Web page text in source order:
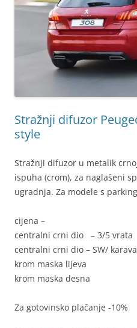
Stražnji difuzor
style
Stražnji difuzor u metalik
ispuha (crom), za naglašeni
ugradnja. Za modele s
cijena –
centralni crni dio – 3/5 vrata
centralni crni dio – SW/
krom maska lijeva
krom maska desna
Za gotovinsko plačanje -10%